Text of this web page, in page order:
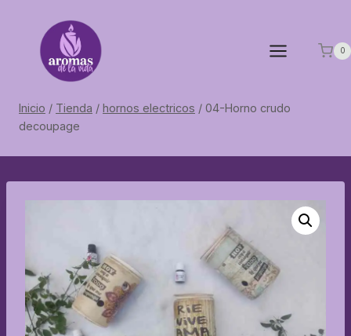
contenido
0
Inicio / Tienda / hornos electricos / 04-Horno crudo
decoupage